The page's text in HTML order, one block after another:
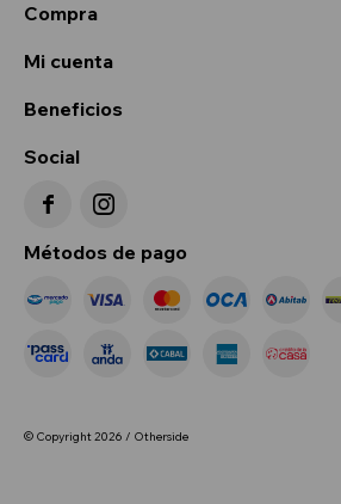
Compra
Mi cuenta
Beneficios
Social
 
Métodos de pago
© Copyright 2026 / Otherside